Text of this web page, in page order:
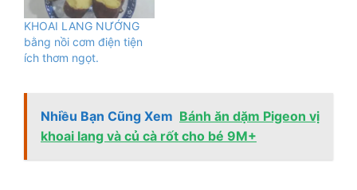
KHOAI LANG NƯỚNG
bằng nồi cơm điện tiện
ích thơm ngọt.
Nhiều Bạn Cũng Xem Bánh ăn dặm Pigeon vị
khoai lang và củ cà rốt cho bé 9M+